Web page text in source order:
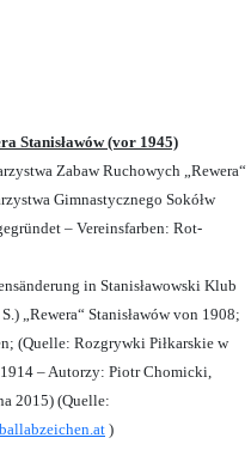
Stanisławów (vor 1945)
Zabaw Ruchowych „Rewera“
Gimnastycznego Sokółw
– Vereinsfarben: Rot-
in Stanisławowski Klub
„Rewera“ Stanisławów von 1908;
(Quelle: Rozgrywki Piłkarskie w
– Autorzy: Piotr Chomicki,
2015) (Quelle:
)